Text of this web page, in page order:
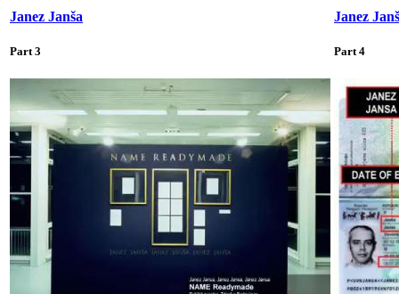
Janez Janša
Part 3
Janez
Part 4